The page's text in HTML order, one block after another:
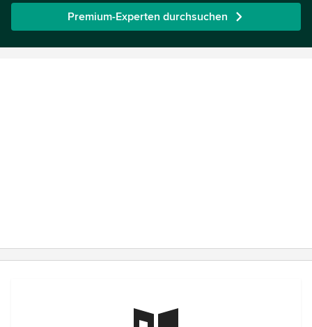
Premium-Experten durchsuchen